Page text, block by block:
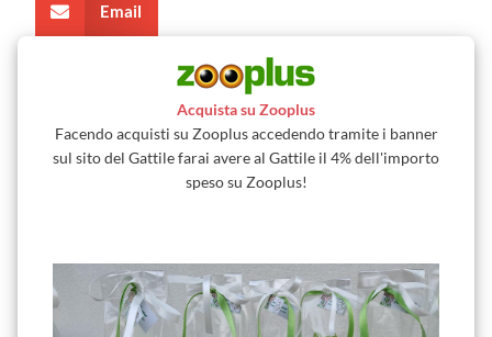
Email
Acquista su Zooplus
Facendo acquisti su Zooplus accedendo tramite i banner
sul sito del Gattile farai avere al Gattile il 4% dell'importo
speso su Zooplus!